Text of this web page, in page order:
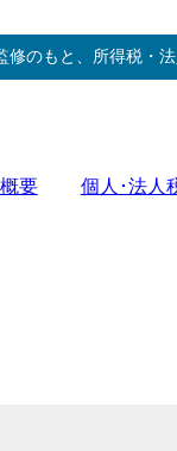
修のもと、所得税・
要 個人･法人